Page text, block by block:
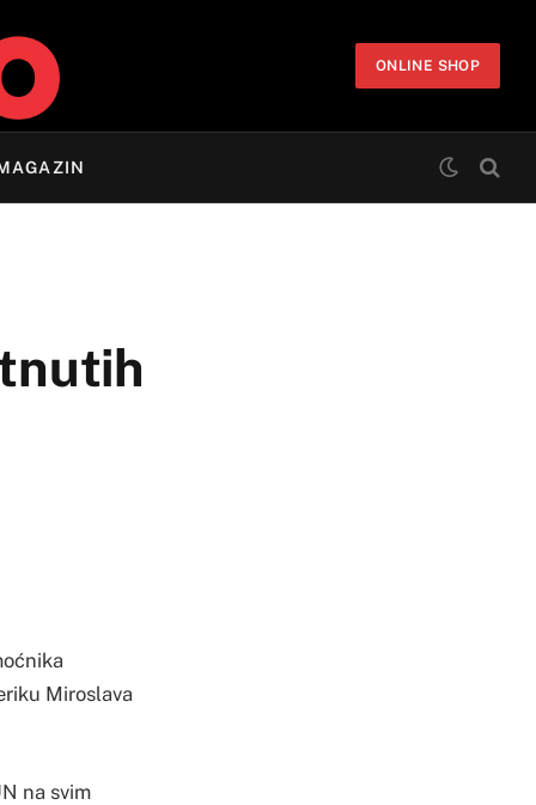
ONLINE SHOP
Miroslava
na svim